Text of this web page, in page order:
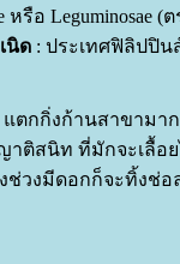
หรือ Leguminosae (
นิด : ประเทศฟิลิปปิน
ตกกิ่งก้านสาขามา
าติสนิท ที่มักจะเลื้อ
วงมีดอกก็จะทิ้งช่อ